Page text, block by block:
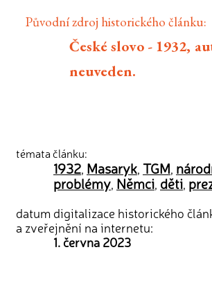
Původní zdroj historického článku:
České slovo - 1932,
neuveden.
témata článku:
1932, Masaryk, TGM,
problémy, Němci, děti,
datum digitalizace historického
a zveřejnění na internetu:
1. června 2023